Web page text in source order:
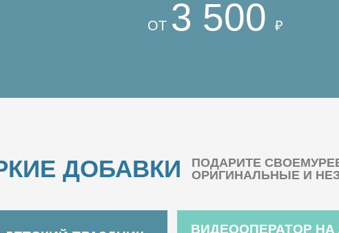
ОТ 3 500 ₽
ДОБАВКИ
ПОДАРИТЕ
ОРИГИНАЛЬНЫЕ И
ВИДЕООПЕРАТОР НА